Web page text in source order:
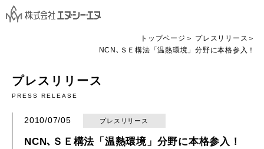
トップページ
プレスリリース
NCN､ＳＥ構法「温熱環境」分野に本格参入！
プレスリリース
PRESS RELEASE
2010/07/05 プレスリリース
NCN､ＳＥ構法「温熱環境」分野に本格参入！